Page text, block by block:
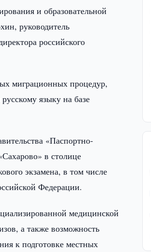
и образовательной
руководитель
российского
миграционных процедур,
языку на базе
«Паспортно-
в столице
экзамена, в том числе
Федерации.
медицинской
а также возможность
к подготовке местных